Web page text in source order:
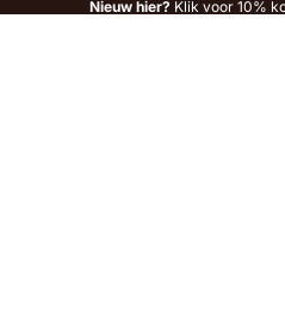
Nieuw hier? Klik voor 10%